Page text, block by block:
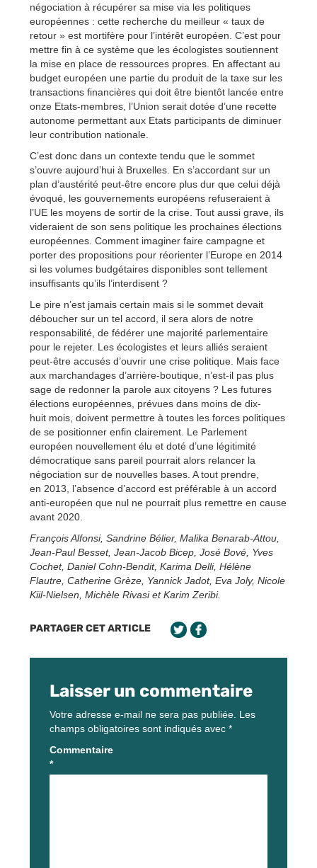
négociation à récupérer sa mise via les politiques
européennes : cette recherche du meilleur « taux de
retour » est mortifère pour l’intérêt européen. C’est pour
mettre fin à ce système que les écologistes soutiennent
la mise en place de ressources propres. En affectant au
budget européen une partie du produit de la taxe sur les
transactions financières qui doit être bientôt lancée entre
onze Etats-membres, l’Union serait dotée d’une recette
autonome permettant aux Etats participants de diminuer
leur contribution nationale.
C’est donc dans un contexte tendu que le sommet
s’ouvre aujourd’hui à Bruxelles. En s’accordant sur un
plan d’austérité peut-être encore plus dur que celui déjà
évoqué, les gouvernements européens refuseraient à
l’UE les moyens de sortir de la crise. Tout aussi grave, ils
videraient de son sens politique les prochaines élections
européennes. Comment imaginer faire campagne et
porter des propositions pour réorienter l’Europe en 2014
si les volumes budgétaires disponibles sont tellement
insuffisants qu’ils l’interdisent ?
Le pire n’est jamais certain mais si le sommet devait
déboucher sur un tel accord, il sera alors de notre
responsabilité, de fédérer une majorité parlementaire
pour le rejeter. Les écologistes et leurs alliés seraient
peut-être accusés d’ouvrir une crise politique. Mais face
aux marchandages d’arrière-boutique, n’est-il pas plus
sage de redonner la parole aux citoyens ? Les futures
élections européennes, prévues dans moins de dix-
huit mois, doivent permettre à toutes les forces politiques
de se positionner enfin clairement. Le Parlement
européen nouvellement élu et doté d’une légitimité
démocratique sans pareil pourrait alors relancer la
négociation sur de nouvelles bases. A tout prendre,
en 2013, l’absence d’accord est préférable à un accord
anti-européen que nul ne pourrait plus remettre en cause
avant 2020.
François Alfonsi, Sandrine Bélier, Malika Benarab-Attou,
Jean-Paul Besset, Jean-Jacob Bicep, José Bové, Yves
Cochet, Daniel Cohn-Bendit, Karima Delli, Hélène
Flautre, Catherine Grèze, Yannick Jadot, Eva Joly, Nicole
Kiil-Nielsen, Michèle Rivasi et Karim Zeribi.
PARTAGER CET ARTICLE
Laisser un commentaire
Votre adresse e-mail ne sera pas publiée. Les
champs obligatoires sont indiqués avec *
Commentaire
*